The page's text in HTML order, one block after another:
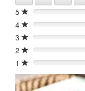
5 0%
4
0%
3
0%
2
0%
1
0%